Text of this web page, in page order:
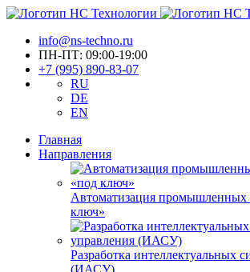
info@ns-techno.ru
ПН-ПТ: 09:00-19:00
+7 (995) 890-83-07
RU
DE
EN
Главная
Направления
Автоматизация промышленных
ключ»
Разработка интеллектуальных
(ИАСУ)